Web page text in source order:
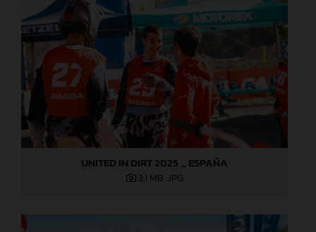
UNITED IN DIRT 2025 _ ESPAÑA
3,1 MB .JPG